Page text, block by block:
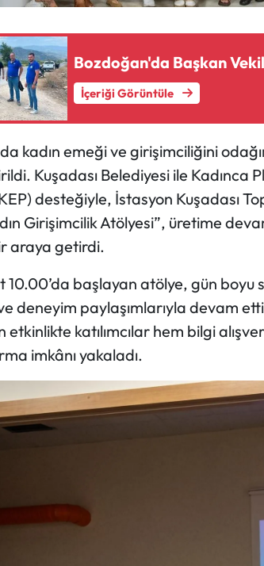
Bozdoğan'da Başkan
İçeriği Görüntüle
kadın emeği ve girişimciliğini
Kuşadası Belediyesi ile Kadınca
desteğiyle, İstasyon Kuşadası
Girişimcilik Atölyesi”, üretime
araya getirdi.
10.00’da başlayan atölye, gün boyu
deneyim paylaşımlarıyla devam etti.
etkinlikte katılımcılar hem bilgi
imkânı yakaladı.